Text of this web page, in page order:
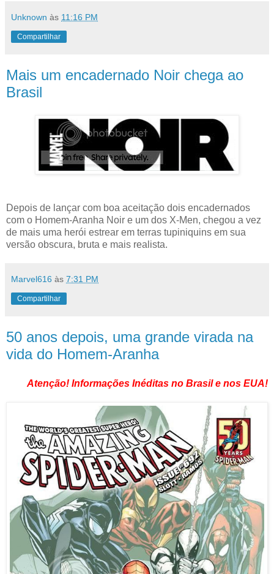
Unknown às 11:16 PM
Compartilhar
Mais um encadernado Noir chega ao
Brasil
Depois de lançar com boa aceitação dois encadernados
com o Homem-Aranha Noir e um dos X-Men, chegou a vez
de mais uma herói estrear em terras tupiniquins em sua
versão obscura, bruta e mais realista.
Marvel616 às 7:31 PM
Compartilhar
50 anos depois, uma grande virada na
vida do Homem-Aranha
Atenção! Informações Inéditas no Brasil e nos EUA!